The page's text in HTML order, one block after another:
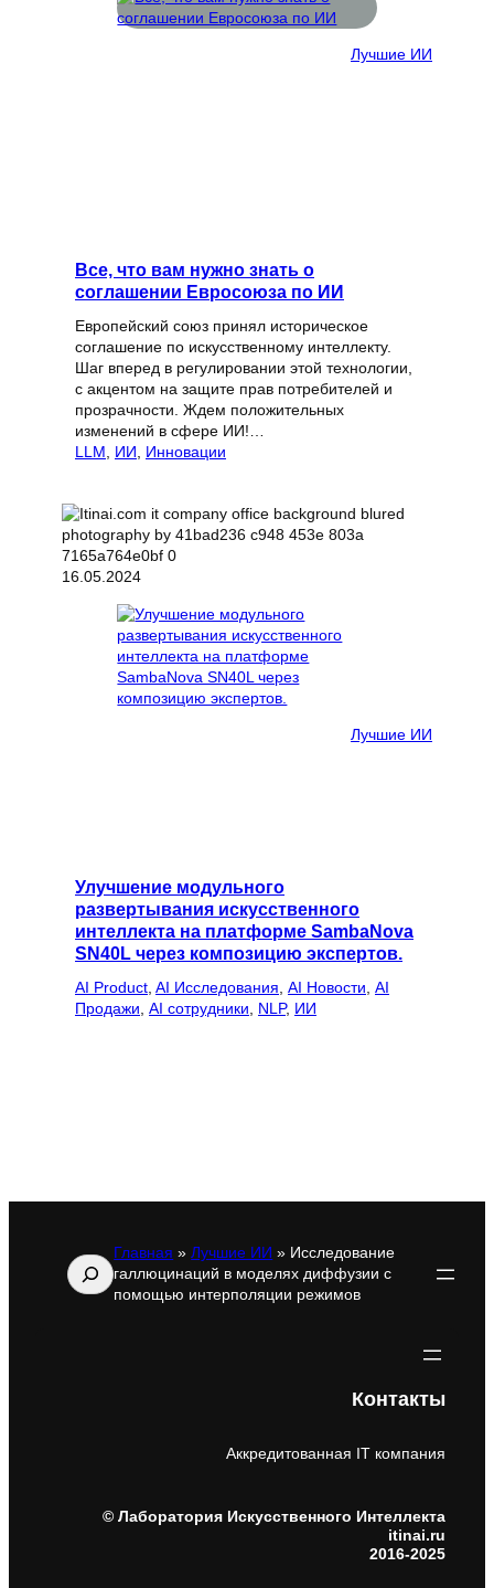
Лучшие ИИ
Все, что вам нужно знать о
соглашении Евросоюза по ИИ
Европейский союз принял историческое
соглашение по искусственному интеллекту.
Шаг вперед в регулировании этой технологии,
с акцентом на защите прав потребителей и
прозрачности. Ждем положительных
изменений в сфере ИИ!…
LLM, ИИ, Инновации
16.05.2024
Лучшие ИИ
Улучшение модульного
развертывания искусственного
интеллекта на платформе SambaNova
SN40L через композицию экспертов.
AI Product, AI Исследования, AI Новости, AI
Продажи, AI сотрудники, NLP, ИИ
Поиск
Главная » Лучшие ИИ » Исследование
галлюцинаций в моделях диффузии с
помощью интерполяции режимов
Контакты
Аккредитованная IT компания
© Лаборатория Искусственного Интеллекта
itinai.ru
2016-2025